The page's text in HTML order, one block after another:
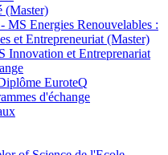
(Master)
MS Energies Renouvelables :
et Entrepreneuriat (Master)
Innovation et Entreprenariat
EuroteQ
d'échange